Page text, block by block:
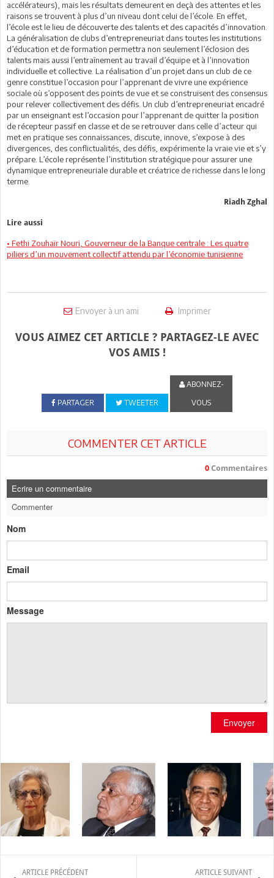
accélérateurs), mais les résultats demeurent en deçà des attentes et les
raisons se trouvent à plus d’un niveau dont celui de l’école. En effet,
l’école est le lieu de découverte des talents et des capacités d’innovation.
La généralisation de clubs d’entrepreneuriat dans toutes les institutions
d’éducation et de formation permettra non seulement l’éclosion des
talents mais aussi l’entraînement au travail d’équipe et à l’innovation
individuelle et collective. La réalisation d’un projet dans un club de ce
genre constitue l’occasion pour l’apprenant de vivre une expérience
sociale où s’opposent des points de vue et se construisent des consensus
pour relever collectivement des défis. Un club d’entrepreneuriat encadré
par un enseignant est l’occasion pour l’apprenant de quitter la position
de récepteur passif en classe et de se retrouver dans celle d’acteur qui
met en pratique ses connaissances, discute, innove, s’expose à des
divergences, des conflictualités, des défis, expérimente la vraie vie et s’y
prépare. L’école représente l’institution stratégique pour assurer une
dynamique entrepreneuriale durable et créatrice de richesse dans le long
terme.
Riadh Zghal
Lire aussi
• Fethi Zouhaïr Nouri, Gouverneur de la Banque centrale : Les quatre
piliers d’un mouvement collectif attendu par l’économie tunisienne
Envoyer à un ami Imprimer
VOUS AIMEZ CET ARTICLE ? PARTAGEZ-LE AVEC
VOS AMIS !
PARTAGER TWEETER
ABONNEZ-
VOUS
COMMENTER CET ARTICLE
0 Commentaires
Ecrire un commentaire
Commenter
Nom
Email
Message
Envoyer
ARTICLE PRÉCÉDENT ARTICLE SUIVANT